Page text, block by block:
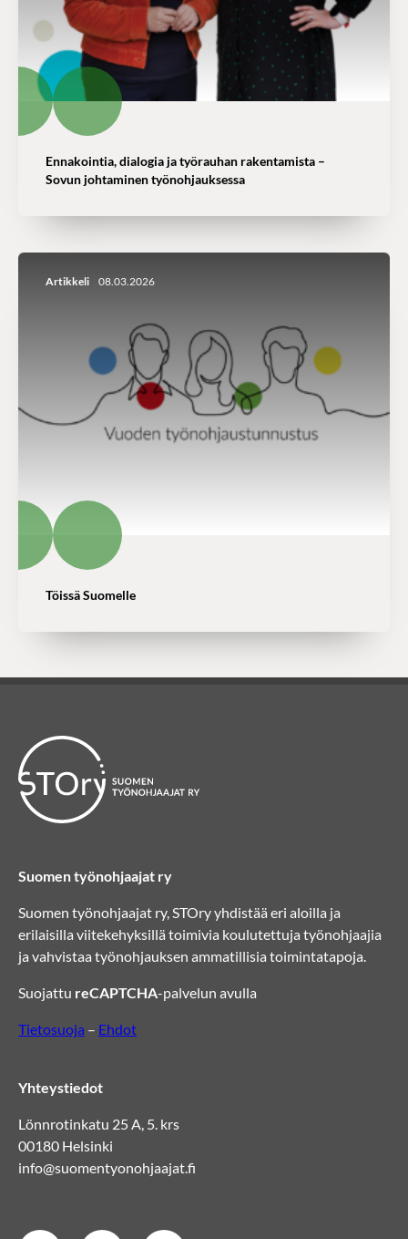
Ennakointia, dialogia ja työrauhan rakentamista –
Sovun johtaminen työnohjauksessa
Artikkeli 08.03.2026
Töissä Suomelle
Suomen työnohjaajat ry
Suomen työnohjaajat ry, STOry yhdistää eri aloilla ja
erilaisilla viitekehyksillä toimivia koulutettuja työnohjaajia
ja vahvistaa työnohjauksen ammatillisia toimintatapoja.
Suojattu reCAPTCHA-palvelun avulla
Tietosuoja – Ehdot
Yhteystiedot
Lönnrotinkatu 25 A, 5. krs
00180 Helsinki
info@suomentyonohjaajat.fi